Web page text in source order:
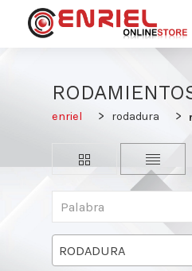
enriel rodadura
RODADURA